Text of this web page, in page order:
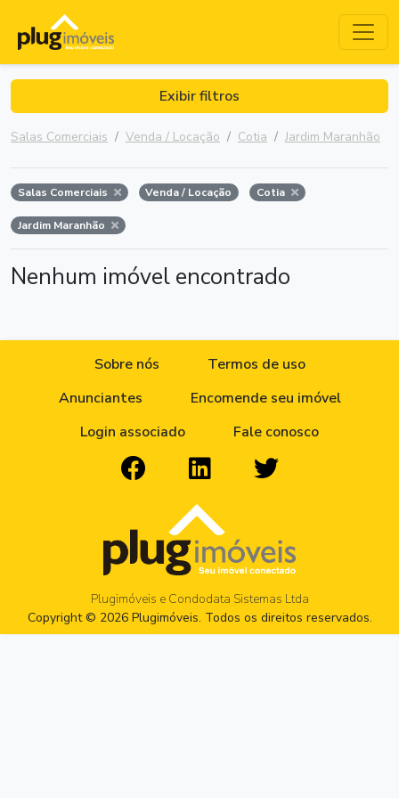
Exibir filtros
Salas Comerciais Venda / Locação Cotia Jardim Maranhão
Salas Comerciais Venda / Locação Cotia
Jardim Maranhão
Nenhum imóvel encontrado
Sobre nós
Termos de uso
Anunciantes
Encomende seu imóvel
Login associado
Fale conosco
Plugimóveis e Condodata Sistemas Ltda
Copyright © 2026 Plugimóveis. Todos os direitos reservados.